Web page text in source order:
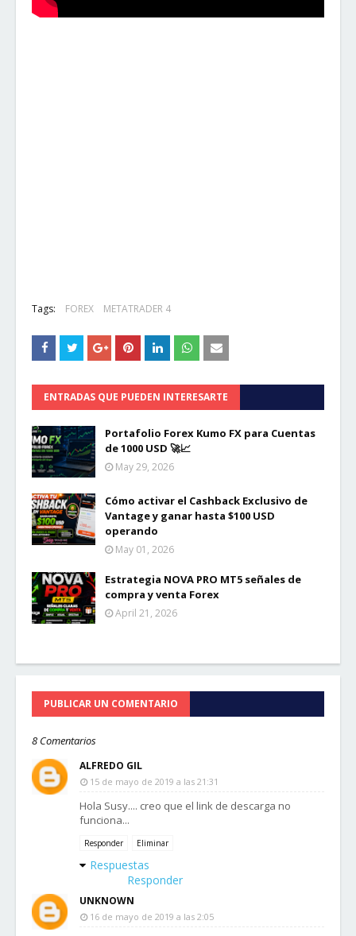
Tags: FOREX METATRADER 4
ENTRADAS QUE PUEDEN INTERESARTE
Portafolio Forex Kumo FX para Cuentas
de 1000 USD 🚀📈
May 29, 2026
Cómo activar el Cashback Exclusivo de
Vantage y ganar hasta $100 USD
operando
May 01, 2026
Estrategia NOVA PRO MT5 señales de
compra y venta Forex
April 21, 2026
PUBLICAR UN COMENTARIO
8 Comentarios
ALFREDO GIL
15 de mayo de 2019 a las 21:31
Hola Susy.... creo que el link de descarga no
funciona...
Responder Eliminar
Respuestas
Responder
UNKNOWN
16 de mayo de 2019 a las 2:05